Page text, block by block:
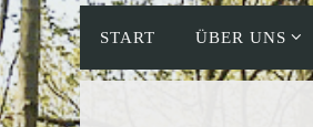
Zum
Inhalt
springen
START ÜBER UNS